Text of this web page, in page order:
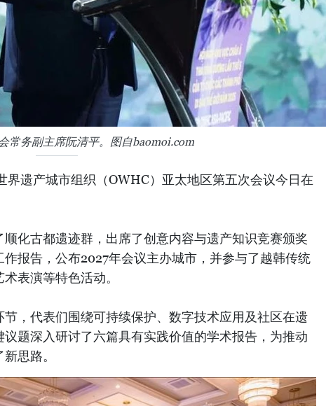
常务副主席阮清平。图自baomoi.com
遗产城市组织（OWHC）亚太地区第五次会议今日在
化古都遗迹群，出席了创意内容与遗产知识竞赛颁奖
报告，公布2027年会议主办城市，并参与了越韩传统
表演等特色活动。
，代表们围绕可持续保护、数字技术应用及社区在遗
题深入研讨了六篇具有实践价值的学术报告，为推动
思路。